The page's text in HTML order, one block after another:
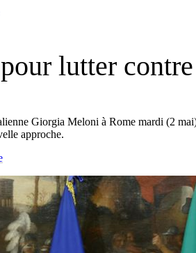
lutter
Giorgia Meloni à Rome mardi (2
approche.